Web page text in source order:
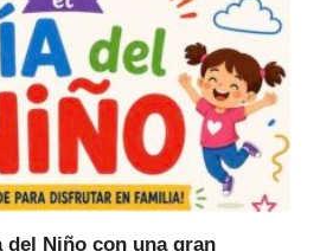
del Niño con una gran